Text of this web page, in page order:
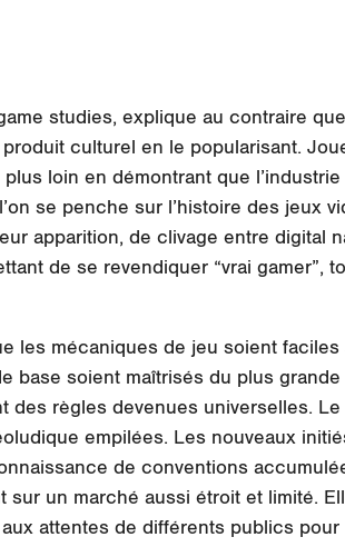
studies, explique au contraire
culturel en le popularisant.
loin en démontrant que
se penche sur l’histoire des jeux
apparition, de clivage entre digital
de se revendiquer “vrai gamer”,
les mécaniques de jeu soient
base soient maîtrisés du plus
des règles devenues universelles. Le
empilées. Les nouveaux
de conventions
un marché aussi étroit et limité.
attentes de différents publics pour